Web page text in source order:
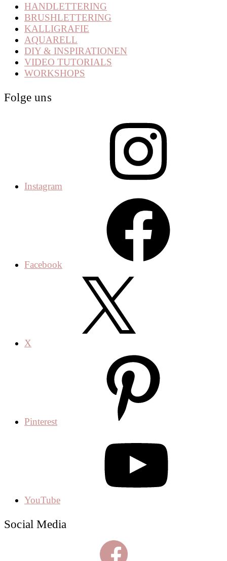
HANDLETTERING
BRUSHLETTERING
KALLIGRAFIE
AQUARELL
DIY & INSPIRATIONEN
VIDEO TUTORIALS
WORKSHOPS
Folge uns
Instagram
Facebook
X
Pinterest
YouTube
Social Media